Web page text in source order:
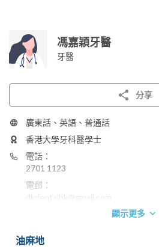
馮嘉穎牙醫
牙醫
分享
廣東話、英語、普通話
香港大學牙科醫學士
電話：
2701 1123
電郵：
dkdentalhk@gmail.com
顯示更多
油麻地